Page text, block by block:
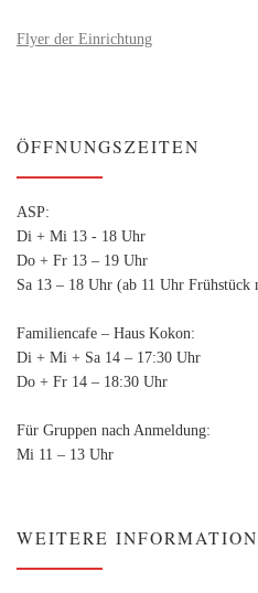
Flyer der Einrichtung
ÖFFNUNGSZEITEN
ASP:
Di + Mi 13 - 18 Uhr
Do + Fr 13 – 19 Uhr
Sa 13 – 18 Uhr (ab 11 Uhr Frühstück
Familiencafe – Haus Kokon:
Di + Mi + Sa 14 – 17:30 Uhr
Do + Fr 14 – 18:30 Uhr
Für Gruppen nach Anmeldung:
Mi 11 – 13 Uhr
WEITERE